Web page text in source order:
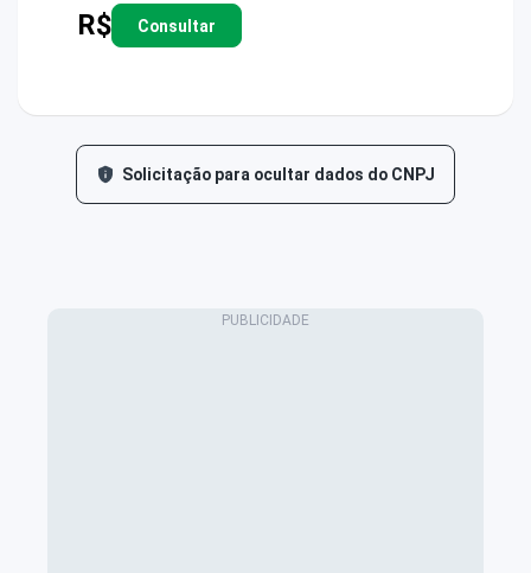
R$ Consultar
Solicitação para ocultar dados do CNPJ